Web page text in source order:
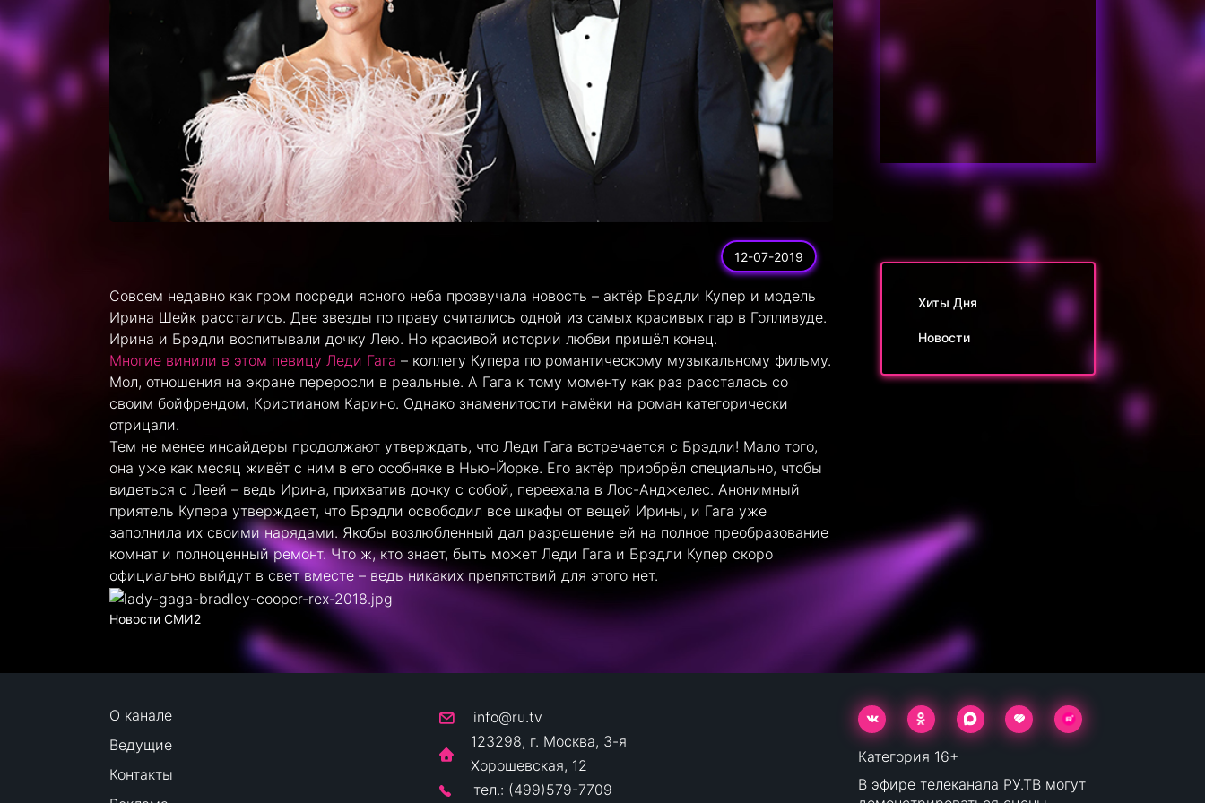
12-07-2019
Совсем недавно как гром посреди ясного неба прозвучала новость – актёр Брэдли Купер и модель
Ирина Шейк расстались. Две звезды по праву считались одной из самых красивых пар в Голливуде.
Ирина и Брэдли воспитывали дочку Лею. Но красивой истории любви пришёл конец.
Многие винили в этом певицу Леди Гага – коллегу Купера по романтическому музыкальному фильму.
Мол, отношения на экране переросли в реальные. А Гага к тому моменту как раз рассталась со
своим бойфрендом, Кристианом Карино. Однако знаменитости намёки на роман категорически
отрицали.
Тем не менее инсайдеры продолжают утверждать, что Леди Гага встречается с Брэдли! Мало того,
она уже как месяц живёт с ним в его особняке в Нью-Йорке. Его актёр приобрёл специально, чтобы
видеться с Леей – ведь Ирина, прихватив дочку с собой, переехала в Лос-Анджелес. Анонимный
приятель Купера утверждает, что Брэдли освободил все шкафы от вещей Ирины, и Гага уже
заполнила их своими нарядами. Якобы возлюбленный дал разрешение ей на полное преобразование
комнат и полноценный ремонт. Что ж, кто знает, быть может Леди Гага и Брэдли Купер скоро
официально выйдут в свет вместе – ведь никаких препятствий для этого нет.
Новости СМИ2
Хиты Дня
Новости
О канале
Ведущие
Контакты
info@ru.tv
123298, г. Москва, 3-я
Хорошевская, 12
тел.: (499)579-7709
Категория 16+
В эфире телеканала РУ.ТВ могут